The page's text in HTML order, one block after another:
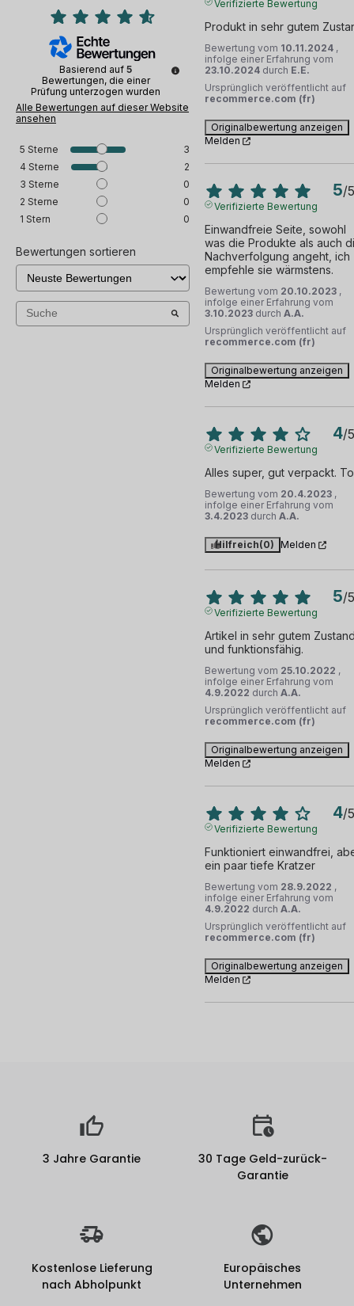
Basierend auf 5
Bewertungen, die einer
Prüfung unterzogen wurden
Alle Bewertungen auf dieser Website
ansehen
5 Sterne
3
4 Sterne
2
3 Sterne
0
2 Sterne
0
1 Stern 0
Bewertungen sortieren
Verifizierte Bewertung
Produkt in sehr gutem
Bewertung vom 10.11.2024 ,
infolge einer Erfahrung vom
23.10.2024 durch E.E.
Ursprünglich veröffentlicht auf
recommerce.com (fr)
Originalbewertung anzeigen
Melden
5/5
Verifizierte Bewertung
Einwandfreie Seite, sowohl
was die Produkte als auch
Nachverfolgung angeht, ich
empfehle sie wärmstens.
Bewertung vom 20.10.2023 ,
infolge einer Erfahrung vom
3.10.2023 durch A.A.
Ursprünglich veröffentlicht auf
recommerce.com (fr)
Originalbewertung anzeigen
Melden
4/5
Verifizierte Bewertung
Alles super, gut verpackt.
Bewertung vom 20.4.2023 ,
infolge einer Erfahrung vom
3.4.2023 durch A.A.
Hilfreich(0) Melden
5/5
Verifizierte Bewertung
Artikel in sehr gutem
und funktionsfähig.
Bewertung vom 25.10.2022 ,
infolge einer Erfahrung vom
4.9.2022 durch A.A.
Ursprünglich veröffentlicht auf
recommerce.com (fr)
Originalbewertung anzeigen
Melden
4/5
Verifizierte Bewertung
Funktioniert einwandfrei,
ein paar tiefe Kratzer
Bewertung vom 28.9.2022 ,
infolge einer Erfahrung vom
4.9.2022 durch A.A.
Ursprünglich veröffentlicht auf
recommerce.com (fr)
Originalbewertung anzeigen
Melden
3 Jahre Garantie
30 Tage Geld-zurück-
Garantie
Kostenlose Lieferung
nach Abholpunkt
Europäisches
Unternehmen